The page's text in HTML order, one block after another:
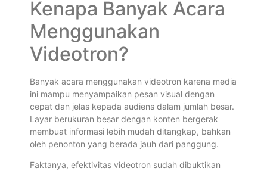
Kenapa Banyak Acara
Menggunakan
Videotron?
Banyak acara menggunakan videotron karena media
ini mampu menyampaikan pesan visual dengan
cepat dan jelas kepada audiens dalam jumlah besar.
Layar berukuran besar dengan konten bergerak
membuat informasi lebih mudah ditangkap, bahkan
oleh penonton yang berada jauh dari panggung.
Faktanya, efektivitas videotron sudah dibuktikan